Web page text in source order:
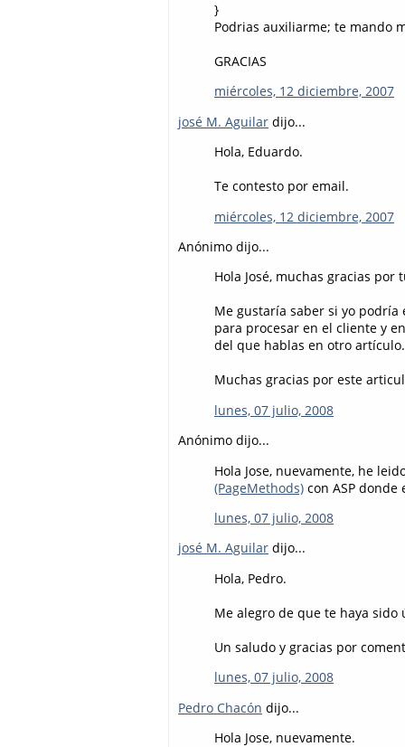
}
Podrias auxiliarme; te mando
GRACIAS
miércoles, 12 diciembre, 2007
josé M. Aguilar dijo...
Hola, Eduardo.
Te contesto por email.
miércoles, 12 diciembre, 2007
Anónimo dijo...
Hola José, muchas gracias
Me gustaría saber si yo podría
para procesar en el cliente y
del que hablas en otro artículo.
Muchas gracias por este
lunes, 07 julio, 2008
Anónimo dijo...
Hola Jose, nuevamente, he
(PageMethods) con ASP
lunes, 07 julio, 2008
josé M. Aguilar dijo...
Hola, Pedro.
Me alegro de que te haya sido
Un saludo y gracias por
lunes, 07 julio, 2008
Pedro Chacón dijo...
Hola Jose, nuevamente.